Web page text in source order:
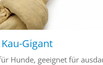
Gigant
Hunde, geeignet für